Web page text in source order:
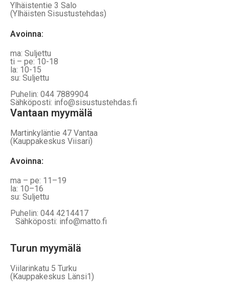
Ylhäistentie 3 Salo
(Ylhäisten Sisustustehdas)
Avoinna:
ma: Suljettu
ti – pe: 10-18
la: 10-15
su: Suljettu
Puhelin: 044 7889904
Sähköposti: info@sisustustehdas.fi
Vantaan myymälä
Martinkyläntie 47 Vantaa
(Kauppakeskus Viisari)
Avoinna:
ma – pe: 11–19
la: 10–16
su: Suljettu
Puhelin: 044 4214417
Sähköposti: info@matto.fi
Turun myymälä
Viilarinkatu 5 Turku
(Kauppakeskus Länsi1)